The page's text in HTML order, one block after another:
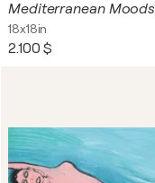
Mediterranean Moods
18x18in
2.100 $